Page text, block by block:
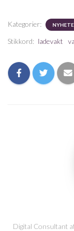
Kategorier:
Stikkord: ladevakt
Digital Consultant